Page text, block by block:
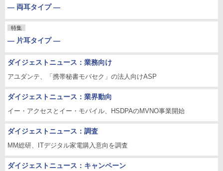
― 両耳タイプ ―
特集
― 片耳タイプ ―
ダイジェストニュース：業務向け
アユダンテ、「携帯秘書モバセク」の法人向けASP
ダイジェストニュース：業界動向
イー・アクセスとイー・モバイル、HSDPAのMVNO事業開始
ダイジェストニュース：調査
MM総研、ITデジタル家電購入意向を調査
ダイジェストニュース：キャンペーン